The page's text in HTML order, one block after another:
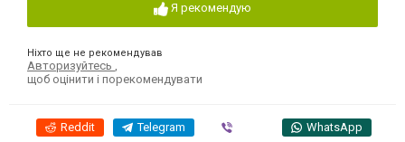
Я рекомендую
Ніхто ще не рекомендував
Авторизуйтесь
щоб оцінити і порекомендувати
Reddit Telegram WhatsApp